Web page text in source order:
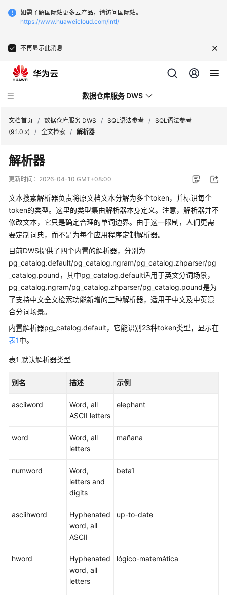
如需了解国际站更多云产品，请访问国际站。
https://www.huaweicloud.com/intl/
不再显示此消息
数据仓库服务 DWS
最
新
动
服
务
公
产
品
介
绍
计
费
说
明
快
入
用
南
实
据
文档首页 / 数据仓库服务 DWS / SQL语法参考 / SQL语法参考
(9.1.0.x)
/ 全文检索 / 解析器
解析器
更新时间： 2026-04-10 GMT+08:00
文本搜索解析器负责将原文档文本分解为多个token，并标识每个
token的类型。这里的类型集由解析器本身定义。注意，解析器并不
修改文本，它只是确定合理的单词边界。由于这一限制，人们更需
要定制词典，而不是为每个应用程序定制解析器。
目前DWS提供了四个内置的解析器，分别为
pg_catalog.default/pg_catalog.ngram/pg_catalog.zhparser/pg
_catalog.pound，其中pg_catalog.default适用于英文分词场景，
pg_catalog.ngram/pg_catalog.zhparser/pg_catalog.pound是为
了支持中文全文检索功能新增的三种解析器，适用于中文及中英混
合分词场景。
内置解析器pg_catalog.default，它能识别23种token类型，显示在
表1中。
表1 默认解析器类型
别名 描述 示例
asciiword
Word, all
ASCII letters
elephant
word
Word, all
letters
mañana
numword
Word,
letters and
digits
beta1
asciihword
Hyphenated
word, all
ASCII
up-to-date
hword
Hyphenated
word, all
letters
lógico-matemática